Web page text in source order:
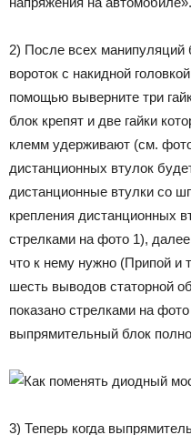
2) После всех манипуляций
вороток с накидной
помощью выверните три
блок крепят и две гайки
клемм удерживают (см. фото
дистанционных втулок
дистанционные втулки со
крепления дистанционных
стрелками на фото 1),
что к нему нужно (Припой и
шесть выводов статорной
показано стрелками на
выпрямительный блок
3) Теперь когда